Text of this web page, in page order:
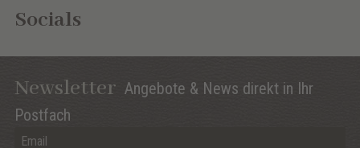
Socials
Newsletter Angebote & News direkt in Ihr
Postfach